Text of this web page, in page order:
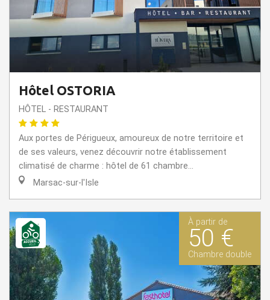
Hôtel OSTORIA
HÔTEL - RESTAURANT
Aux portes de Périgueux, amoureux de notre territoire et
de ses valeurs, venez découvrir notre établissement
climatisé de charme : hôtel de 61 chambre...
Marsac-sur-l'Isle
À partir de
50 €
Chambre double